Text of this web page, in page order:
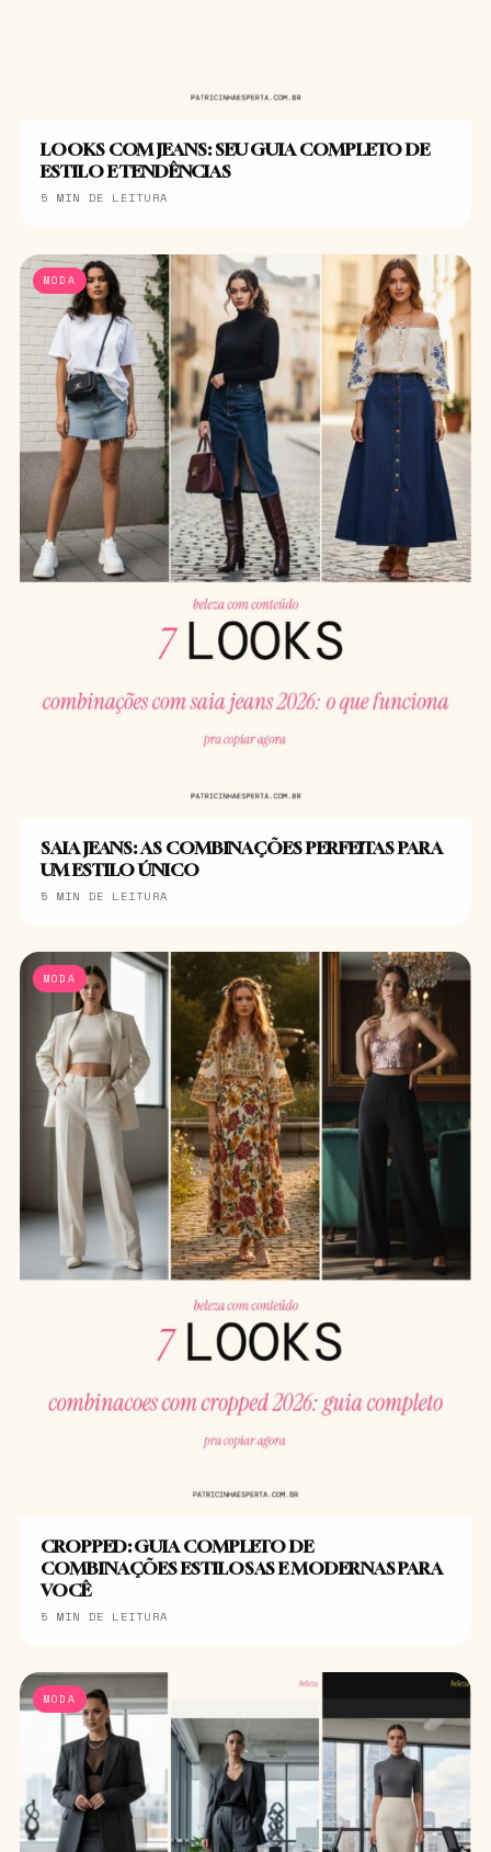
LOOKS COM JEANS: SEU GUIA COMPLETO DE
ESTILO E TENDÊNCIAS
5 MIN DE LEITURA
MODA
SAIA JEANS: AS COMBINAÇÕES PERFEITAS PARA
UM ESTILO ÚNICO
5 MIN DE LEITURA
MODA
CROPPED: GUIA COMPLETO DE
COMBINAÇÕES ESTILOSAS E MODERNAS PARA
VOCÊ
5 MIN DE LEITURA
MODA